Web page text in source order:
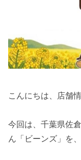
こんにちは、店舗
今回は、千葉県佐
ん「ビーンズ」を